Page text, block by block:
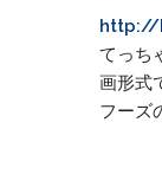
http://
てっち
画形式
フーズ